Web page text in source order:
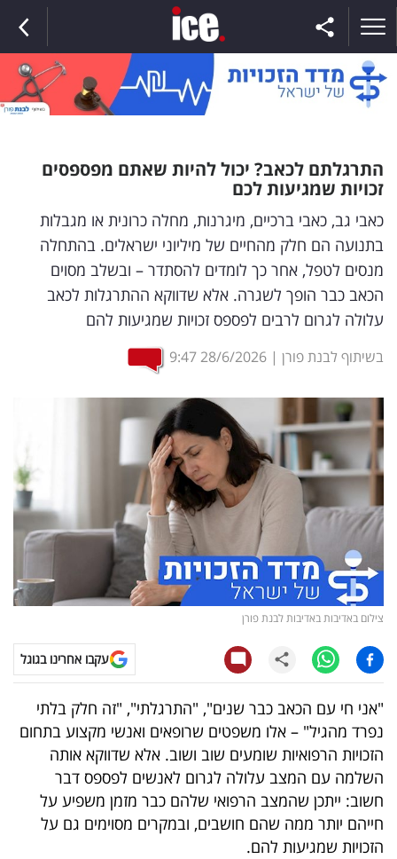
ראשי
השוק
תקשורת
ומדיה
כסף
נדל"ן
דיגיטל
וטק
שיווק
ופרסום
משפט
מדדים
ומחקרים
דעות
רכילות
עסקית
קריפטו
התרגלתם לכאב? יכול להיות שאתם מפספסים
זכויות שמגיעות לכם
כאבי גב, כאבי ברכיים, מיגרנות, מחלה כרונית או מגבלות
בתנועה הם חלק מהחיים של מיליוני ישראלים. בהתחלה
מנסים לטפל, אחר כך לומדים להסתדר – ובשלב מסוים
הכאב כבר הופך לשגרה. אלא שדווקא ההתרגלות לכאב
עלולה לגרום לרבים לפספס זכויות שמגיעות להם
בשיתוף לבנת פורן |
28/6/2026
9:47
צילום באדיבות באדיבות לבנת פורן
עקבו אחרינו בגוגל
"אני חי עם הכאב כבר שנים", "התרגלתי", "זה חלק בלתי
נפרד מהגיל" – אלו משפטים שרופאים ואנשי מקצוע בתחום
הזכויות הרפואיות שומעים שוב ושוב. אלא שדווקא אותה
השלמה עם המצב עלולה לגרום לאנשים לפספס דבר
חשוב: ייתכן שהמצב הרפואי שלהם כבר מזמן משפיע על
חייהם יותר ממה שהם חושבים, ובמקרים מסוימים גם על
הזכויות שמגיעות להם.